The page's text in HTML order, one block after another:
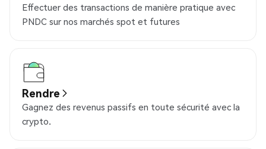
Effectuer des transactions de manière pratique avec
PNDC sur nos marchés spot et futures
Rendre
Gagnez des revenus passifs en toute sécurité avec la
crypto.